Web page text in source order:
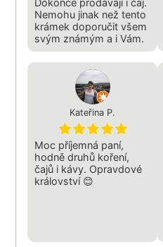
Nemohu jinak než tento
krámek doporučit všem
svým známým a i Vám.
Kateřina P.
Moc příjemná paní,
hodně druhů koření,
čajů i kávy. Opravdové
království 😊